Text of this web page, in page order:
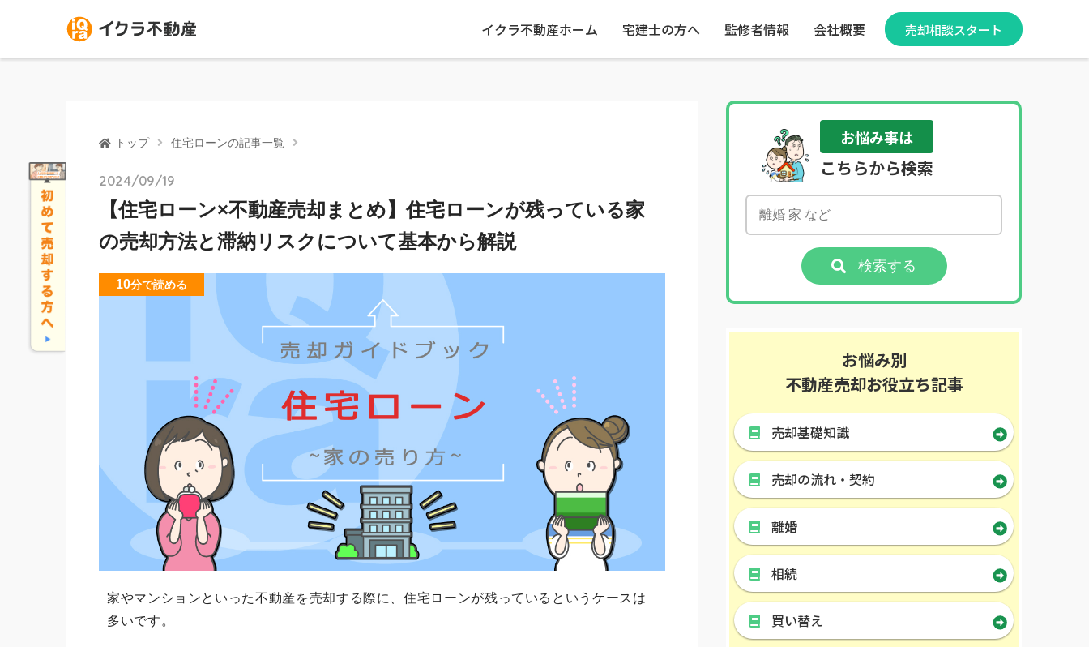
イクラ不動産ホーム 宅建士の方へ 監修者情報 会社概要 売却相談スタート
トップ 住宅ローンの記事一覧
2024/09/19
【住宅ローン×不動産売却まとめ】住宅ローンが残っている家
の売却方法と滞納リスクについて基本から解説
10分で読める
家やマンションといった不動産を売却する際に、住宅ローンが残っているというケースは
多いです。
お悩み事は
こちらから検索
検索する
お悩み別
不動産売却お役立ち記事
売却基礎知識
売却の流れ・契約
離婚
相続
買い替え